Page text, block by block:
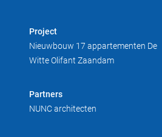
Project
Nieuwbouw 17 appartementen De
Witte Olifant Zaandam
Partners
NUNC architecten